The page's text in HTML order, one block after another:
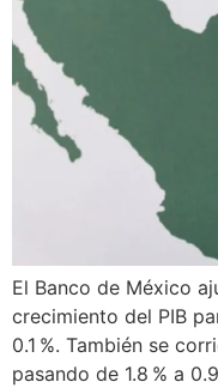
El Banco de México
crecimiento del PIB
0.1 %. También se
pasando de 1.8 % a